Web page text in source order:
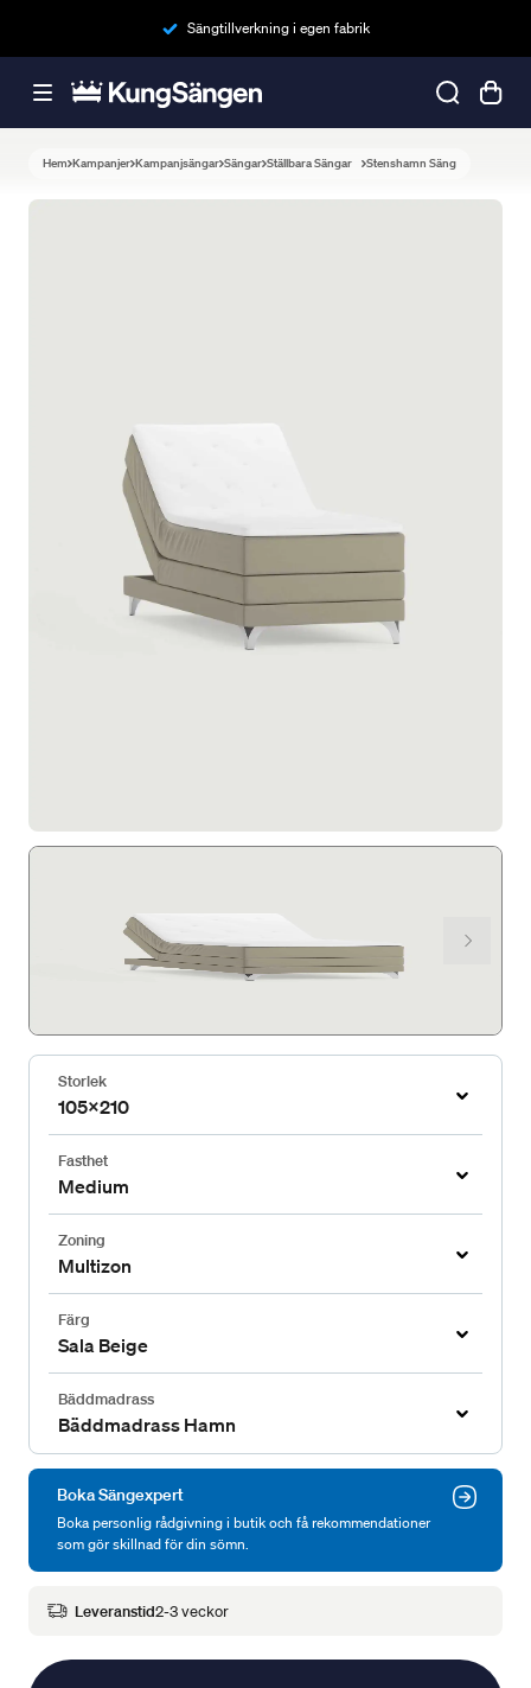
Sängtillverkning i egen fabrik
Hem Kampanjer Kampanjsängar Sängar Ställbara Sängar Stenshamn Säng
Storlek
105x210
Fasthet
Medium
Zoning
Multizon
Färg
Sala Beige
Bäddmadrass
Bäddmadrass Hamn
Boka Sängexpert
Boka personlig rådgivning i butik och få rekommendationer
som gör skillnad för din sömn.
Leveranstid2-3 veckor